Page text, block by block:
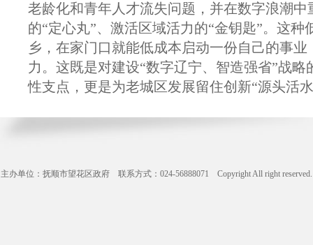
老龄化和青年人才流失问题，并在数字浪潮
的“定心丸”、激活区域活力的“金钥匙”。这
乡，在家门口就能低成本启动一份自己的事
力。这既是‌对建设“数字辽宁、智造强省”战
性支点，更是为老城区发展留住创新“源头活
主办单位：抚顺市望花区政府 联系方式：024-56888071 Copyright All right